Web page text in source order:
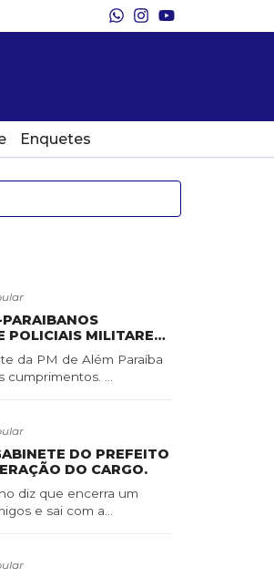
Enquetes
POLICIAIS MILITARES
da PM de Além Paraíba
...
DO PREFEITO
DO CARGO.
diz que encerra um
e sai com a